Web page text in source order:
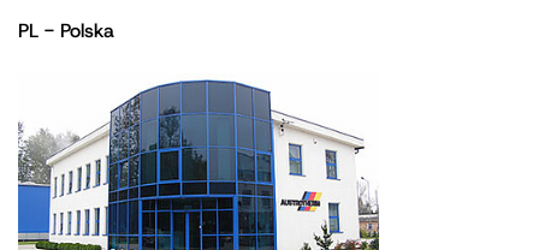
PL - Polska